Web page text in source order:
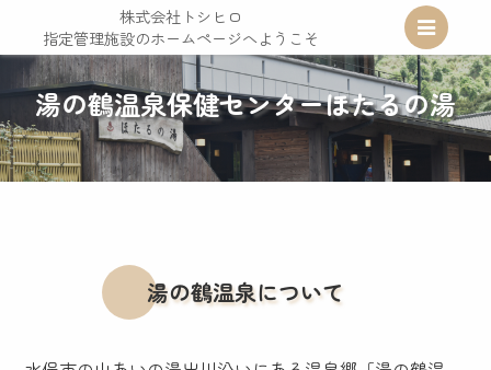
湯の鶴温泉保健センターほたるの湯
湯の鶴温泉について
株式会社トシヒロ
指定管理施設のホームページへようこそ